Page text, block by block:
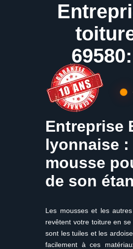
Entreprise
lyonnaise
mousse
de son
Les mousses et les
revêtent votre toiture en
sont les tuiles et les
facilement à ces